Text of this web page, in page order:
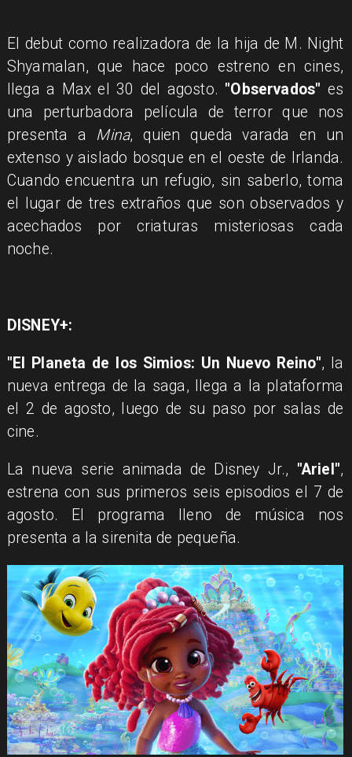
El debut como realizadora de la hija de M. Night
Shyamalan, que hace poco estreno en cines,
llega a Max el 30 del agosto. "Observados" es
una perturbadora película de terror que nos
presenta a Mina, quien queda varada en un
extenso y aislado bosque en el oeste de Irlanda.
Cuando encuentra un refugio, sin saberlo, toma
el lugar de tres extraños que son observados y
acechados por criaturas misteriosas cada
noche.
DISNEY+:
"El Planeta de los Simios: Un Nuevo Reino", la
nueva entrega de la saga, llega a la plataforma
el 2 de agosto, luego de su paso por salas de
cine.
La nueva serie animada de Disney Jr., "Ariel",
estrena con sus primeros seis episodios el 7 de
agosto. El programa lleno de música nos
presenta a la sirenita de pequeña.